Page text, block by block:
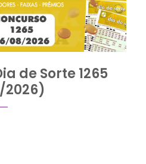
de Sorte 1265
2026)